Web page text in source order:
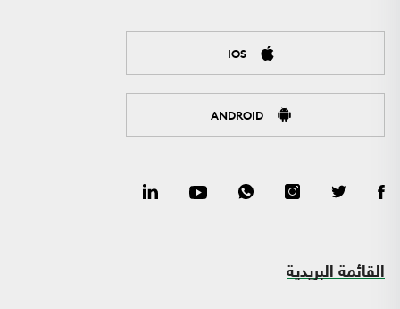
IOS
ANDROID
القائمة البريدية